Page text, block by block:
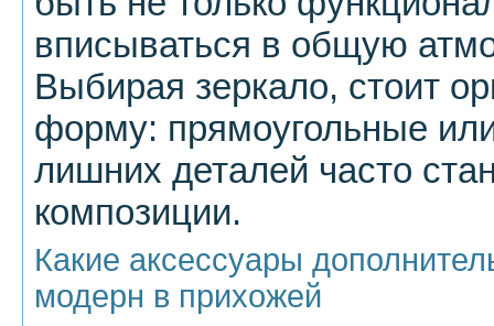
вписываться в общую
Выбирая зеркало, стоит
форму: прямоугольные
лишних деталей часто
композиции.
Какие аксессуары
модерн в прихожей